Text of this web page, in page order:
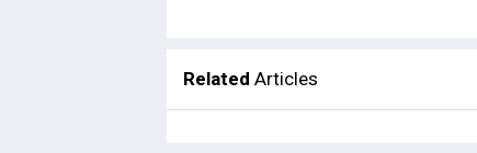
Related Articles